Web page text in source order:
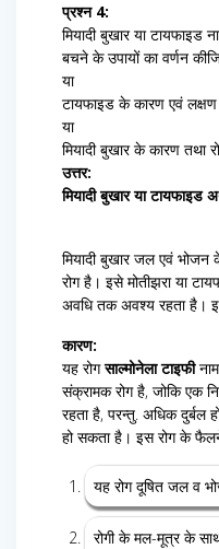
प्रश्न 4:
मियादी बुखार या टायफाइड
बचने के उपायों का वर्णन
या
टायफाइड के कारण एवं लक्षण
या
मियादी बुखार के कारण तथा
उत्तर:
मियादी बुखार या टायफाइड
मियादी बुखार जल एवं
रोग है। इसे मोतीझरा या
अवधि तक अवश्य रहता है।
कारण:
यह रोगसाल्मोनेला टाइफी
संक्रामक रोग है, जोकि एक
रहता है, परन्तु. अधिक दुर्बल
हो सकता है। इस रोग के
यह रोग दूषित जल व
रोगी के मल-मूत्र के